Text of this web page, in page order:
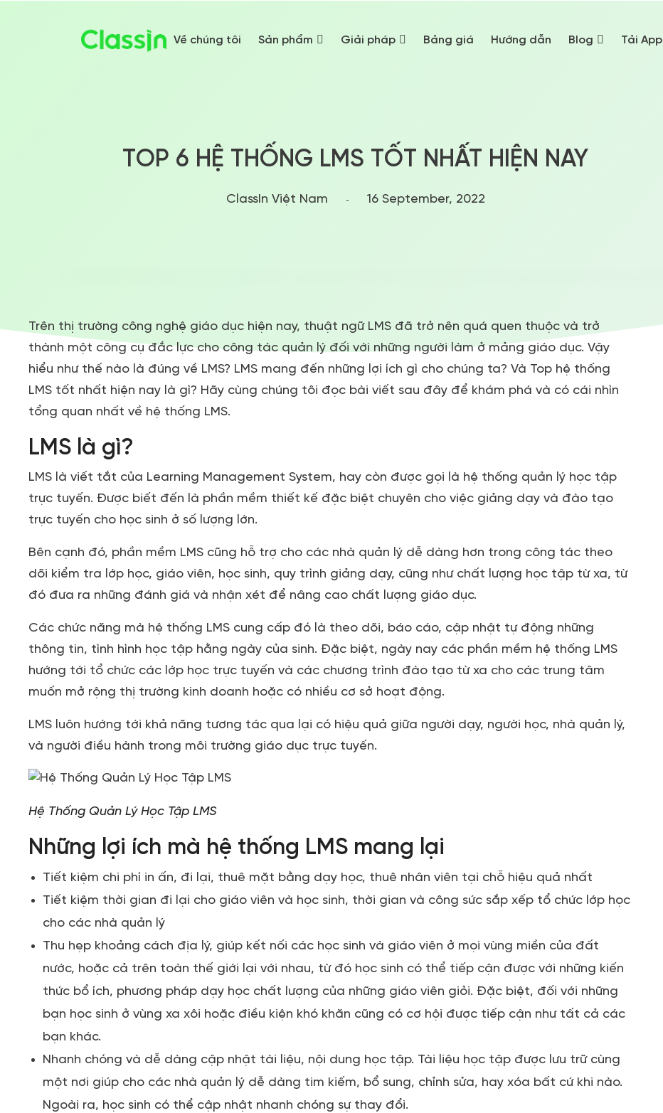
Về chúng tôi Sản phẩm Giải pháp Bảng giá Hướng dẫn Blog Tải App
TOP 6 HỆ THỐNG LMS TỐT NHẤT HIỆN NAY
ClassIn Việt Nam 16 September, 2022
Trên thị trường công nghệ giáo dục hiện nay, thuật ngữ LMS đã trở nên quá quen thuộc và trở
thành một công cụ đắc lực cho công tác quản lý đối với những người làm ở mảng giáo dục. Vậy
hiểu như thế nào là đúng về LMS? LMS mang đến những lợi ích gì cho chúng ta? Và Top hệ thống
LMS tốt nhất hiện nay là gì? Hãy cùng chúng tôi đọc bài viết sau đây để khám phá và có cái nhìn
tổng quan nhất về hệ thống LMS.
LMS là gì?
LMS là viết tắt của Learning Management System, hay còn được gọi là hệ thống quản lý học tập
trực tuyến. Được biết đến là phần mềm thiết kế đặc biệt chuyên cho việc giảng dạy và đào tạo
trực tuyến cho học sinh ở số lượng lớn.
Bên cạnh đó, phần mềm LMS cũng hỗ trợ cho các nhà quản lý dễ dàng hơn trong công tác theo
dõi kiểm tra lớp học, giáo viên, học sinh, quy trình giảng dạy, cũng như chất lượng học tập từ xa, từ
đó đưa ra những đánh giá và nhận xét để nâng cao chất lượng giáo dục.
Các chức năng mà hệ thống LMS cung cấp đó là theo dõi, báo cáo, cập nhật tự động những
thông tin, tình hình học tập hằng ngày của sinh. Đặc biệt, ngày nay các phần mềm hệ thống LMS
hướng tới tổ chức các lớp học trực tuyến và các chương trình đào tạo từ xa cho các trung tâm
muốn mở rộng thị trường kinh doanh hoặc có nhiều cơ sở hoạt động.
LMS luôn hướng tới khả năng tương tác qua lại có hiệu quả giữa người dạy, người học, nhà quản lý,
và người điều hành trong môi trường giáo dục trực tuyến.
Hệ Thống Quản Lý Học Tập LMS
Những lợi ích mà hệ thống LMS mang lại
Tiết kiệm chi phí in ấn, đi lại, thuê mặt bằng dạy học, thuê nhân viên tại chỗ hiệu quả nhất
Tiết kiệm thời gian đi lại cho giáo viên và học sinh, thời gian và công sức sắp xếp tổ chức lớp học
cho các nhà quản lý
Thu hẹp khoảng cách địa lý, giúp kết nối các học sinh và giáo viên ở mọi vùng miền của đất
nước, hoặc cả trên toàn thế giới lại với nhau, từ đó học sinh có thể tiếp cận được với những kiến
thức bổ ích, phương pháp dạy học chất lượng của những giáo viên giỏi. Đặc biệt, đối với những
bạn học sinh ở vùng xa xôi hoặc điều kiện khó khăn cũng có cơ hội được tiếp cận như tất cả các
bạn khác.
Nhanh chóng và dễ dàng cập nhật tài liệu, nội dung học tập. Tài liệu học tập được lưu trữ cùng
một nơi giúp cho các nhà quản lý dễ dàng tim kiếm, bổ sung, chỉnh sửa, hay xóa bất cứ khi nào.
Ngoài ra, học sinh có thể cập nhật nhanh chóng sự thay đổi.